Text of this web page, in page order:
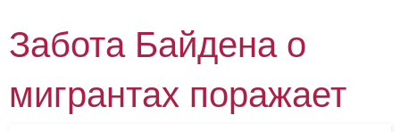
Забота Байдена о
мигрантах поражает